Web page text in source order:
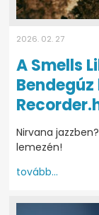
2026. 02. 27
A Smells
Nirvana
lemezén!
tovább...